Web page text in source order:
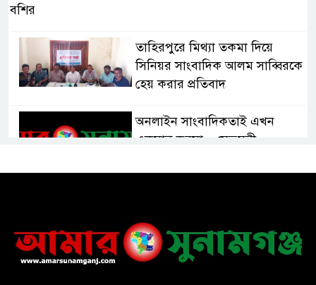
বশির
তাহিরপুরে মিথ্যা তকমা দিয়ে
সিনিয়র সাংবাদিক আলম সাব্বিরকে
হেয় করার প্রতিবাদ
অনলাইন সাংবাদিকতাই এখন
একমাত্র ভরসা – সেতুমন্ত্রী
“রোড ব্লক কর্মসূচি “
তাহিরপুরে বজ্রপাতে যুবকের মৃত্যু